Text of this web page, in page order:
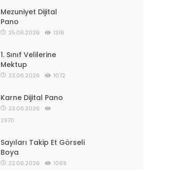
Mezuniyet Dijital
Pano
25.06.2026 1316
1. Sınıf Velilerine
Mektup
23.06.2026 1072
Karne Dijital Pano
23.06.2026
2970
Sayıları Takip Et Görseli
Boya
22.06.2026 1069